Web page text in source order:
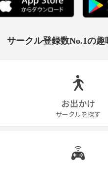
サークル登録数No.1の趣
お出かけ
サークルを探す